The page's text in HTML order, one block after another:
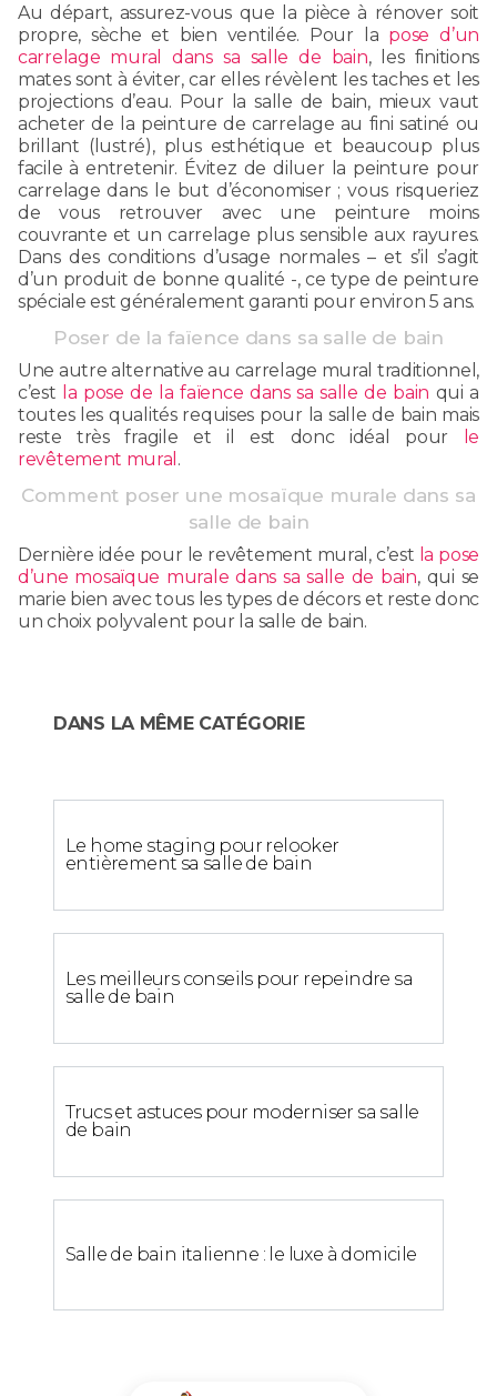
Au départ, assurez-vous que la pièce à rénover soit
propre, sèche et bien ventilée. Pour la pose d’un
carrelage mural dans sa salle de bain, les finitions
mates sont à éviter, car elles révèlent les taches et les
projections d’eau. Pour la salle de bain, mieux vaut
acheter de la peinture de carrelage au fini satiné ou
brillant (lustré), plus esthétique et beaucoup plus
facile à entretenir. Évitez de diluer la peinture pour
carrelage dans le but d’économiser ; vous risqueriez
de vous retrouver avec une peinture moins
couvrante et un carrelage plus sensible aux rayures.
Dans des conditions d’usage normales – et s’il s’agit
d’un produit de bonne qualité -, ce type de peinture
spéciale est généralement garanti pour environ 5 ans.
Poser de la faïence dans sa salle de bain
Une autre alternative au carrelage mural traditionnel,
c’est la pose de la faïence dans sa salle de bain qui a
toutes les qualités requises pour la salle de bain mais
reste très fragile et il est donc idéal pour
le
revêtement mural .
Comment poser une mosaïque murale dans sa
salle de bain
Dernière idée pour le revêtement mural, c’est la pose
d’une mosaïque murale dans sa salle de bain, qui se
marie bien avec tous les types de décors et reste donc
un choix polyvalent pour la salle de bain.
DANS LA MÊME CATÉGORIE
Le home staging pour relooker
entièrement sa salle de bain
Les meilleurs conseils pour repeindre sa
salle de bain
Trucs et astuces pour moderniser sa salle
de bain
Salle de bain italienne : le luxe à domicile